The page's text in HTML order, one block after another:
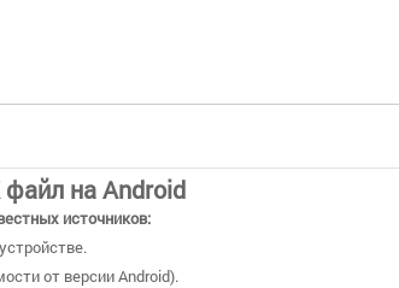
файл на Android
источников:
от версии Android).